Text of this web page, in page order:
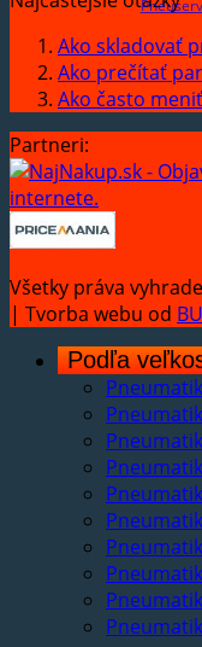
Ako skladovať
Ako prečítať
Ako často
Partneri:
Všetky práva
| Tvorba webu od
Podľa